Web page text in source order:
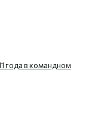
года в командном